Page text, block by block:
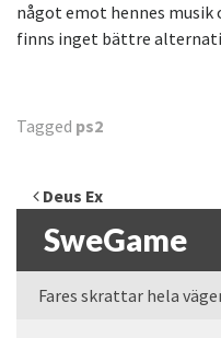
något emot hennes musik
finns inget bättre
Tagged ps2
Inläggsnavigering
Deus Ex
SweGame
Fares skrattar hela